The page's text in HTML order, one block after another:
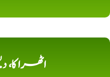
اٹھرا کا،